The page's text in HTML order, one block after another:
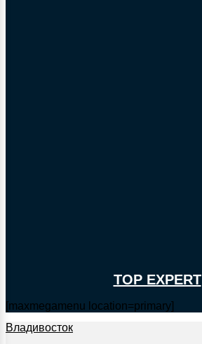
TOP EXPERT
[maxmegamenu location=primary]
Владивосток